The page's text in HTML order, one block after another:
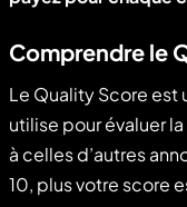
Comprendre le
Le Quality Score
utilise pour évaluer
à celles d’autres
10, plus votre score